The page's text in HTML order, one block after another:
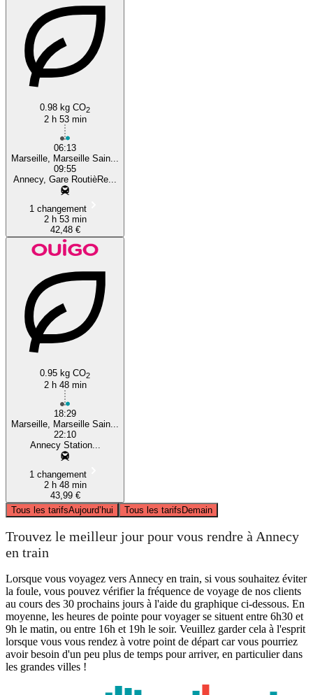
0.98 kg CO2
2 h 53 min
06:13
Marseille, Marseille Sain...
09:55
Annecy, Gare RoutièRe...
1 changement
2 h 53 min
42,48 €
0.95 kg CO2
2 h 48 min
18:29
Marseille, Marseille Sain...
22:10
Annecy Station...
1 changement
2 h 48 min
43,99 €
Tous les tarifsAujourd’hui Tous les tarifsDemain
Trouvez le meilleur jour pour vous rendre à Annecy
en train
Lorsque vous voyagez vers Annecy en train, si vous souhaitez éviter
la foule, vous pouvez vérifier la fréquence de voyage de nos clients
au cours des 30 prochains jours à l'aide du graphique ci-dessous. En
moyenne, les heures de pointe pour voyager se situent entre 6h30 et
9h le matin, ou entre 16h et 19h le soir. Veuillez garder cela à l'esprit
lorsque vous vous rendez à votre point de départ car vous pourriez
avoir besoin d'un peu plus de temps pour arriver, en particulier dans
les grandes villes !